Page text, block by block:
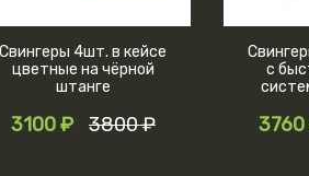
Свингеры 4шт. в кейсе
цветные на чёрной
штанге
3100 ₽ 3800 ₽
с